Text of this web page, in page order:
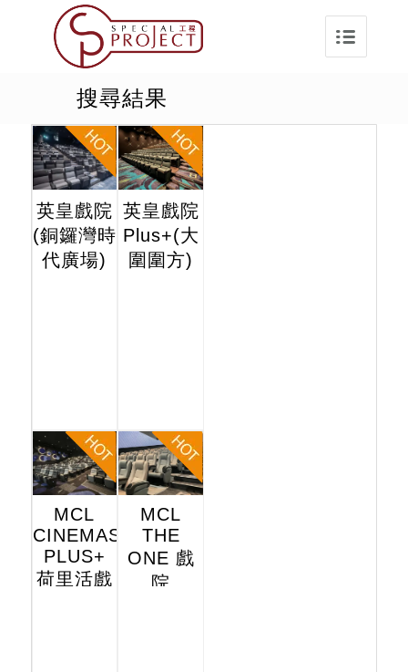
搜尋結果
英皇戲院
(銅鑼灣時
代廣場)
英皇戲院
Plus+(大
圍圍方)
MCL
CINEMAS
PLUS+
荷里活戲
MCL
THE
ONE 戲
院